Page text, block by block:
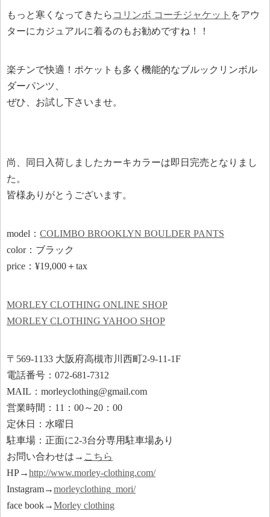
もっと寒くなってきたら コリンボ コーチジャケット をアウ
ターにカジュアルに着るのもお勧めですね！！
楽チンで快適！ポケットも多く機能的なブルックリンボル
ダーパンツ、
ぜひ、お試し下さいませ。
尚、同日入荷しましたカーキカラーは即日完売となりまし
た。
皆様ありがとうございます。
model： COLIMBO BROOKLYN BOULDER PANTS
color：ブラック
price：¥19,000＋tax
MORLEY CLOTHING ONLINE SHOP
MORLEY CLOTHING YAHOO SHOP
〒569-1133 大阪府高槻市川西町2-9-11-1F
電話番号：072-681-7312
MAIL：morleyclothing@gmail.com
営業時間：11：00～20：00
定休日：水曜日
駐車場：正面に2-3台分専用駐車場あり
お問い合わせは→ こちら
HP→http://www.morley-clothing.com/
Instagram→morleyclothing_mori/
face book→Morley clothing